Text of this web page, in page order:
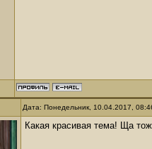
Дата: Понедельник, 10.04.2017,
Какая красивая тема! Ща